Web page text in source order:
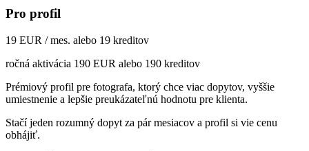
Pro profil
19 EUR / mes. alebo 19 kreditov
ročná aktivácia 190 EUR alebo 190 kreditov
Prémiový profil pre fotografa, ktorý chce viac dopytov, vyššie
umiestnenie a lepšie preukázateľnú hodnotu pre klienta.
Stačí jeden rozumný dopyt za pár mesiacov a profil si vie cenu
obhájiť.